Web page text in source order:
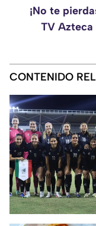
¡No te
TV Azteca
CONTENIDO